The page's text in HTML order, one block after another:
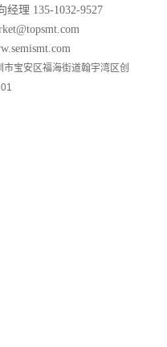
经理 135-1032-9527
市宝安区福海街道翰宇湾区创